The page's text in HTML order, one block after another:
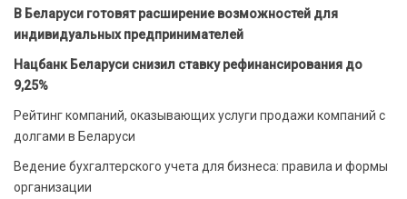
В Беларуси готовят расширение возможностей для
индивидуальных предпринимателей
Нацбанк Беларуси снизил ставку рефинансирования до
9,25%
Рейтинг компаний, оказывающих услуги продажи компаний с
долгами в Беларуси
Ведение бухгалтерского учета для бизнеса: правила и формы
организации